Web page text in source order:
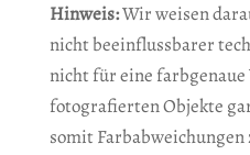
Hinweis:Wir weisen
nicht beeinflussbarer
nicht für eine
fotografierten Objekte
somit